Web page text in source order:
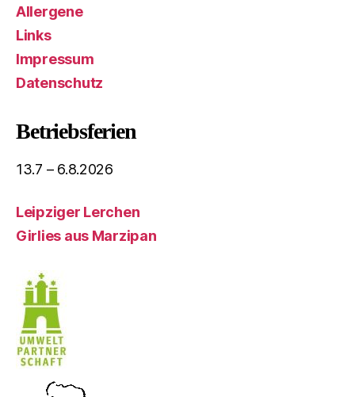
Allergene
Links
Impressum
Datenschutz
Betriebsferien
13.7 – 6.8.2026
Leipziger Lerchen
Girlies aus Marzipan